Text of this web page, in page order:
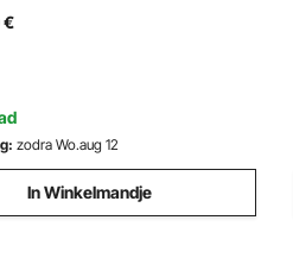
digitale LED-temperatuur- en
€
zodra Wo.aug 12
In Winkelmandje